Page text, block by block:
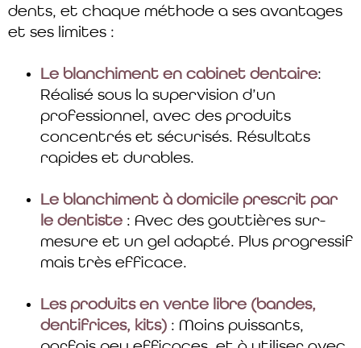
dents, et chaque méthode a ses avantages
et ses limites :
Le blanchiment en cabinet dentaire:
Réalisé sous la supervision d’un
professionnel, avec des produits
concentrés et sécurisés. Résultats
rapides et durables.
Le blanchiment à domicile prescrit par
le dentiste : Avec des gouttières sur-
mesure et un gel adapté. Plus progressif
mais très efficace.
Les produits en vente libre (bandes,
dentifrices, kits) : Moins puissants,